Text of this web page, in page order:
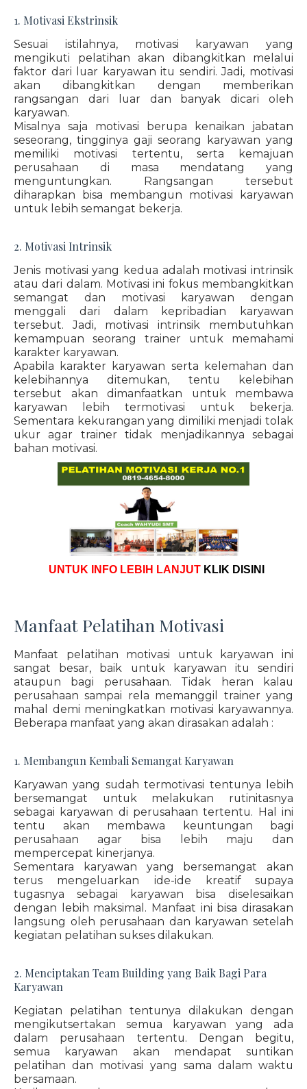
1. Motivasi Ekstrinsik
Sesuai istilahnya, motivasi karyawan yang
mengikuti pelatihan akan dibangkitkan melalui
faktor dari luar karyawan itu sendiri. Jadi, motivasi
akan dibangkitkan dengan memberikan
rangsangan dari luar dan banyak dicari oleh
karyawan.
Misalnya saja motivasi berupa kenaikan jabatan
seseorang, tingginya gaji seorang karyawan yang
memiliki motivasi tertentu, serta kemajuan
perusahaan di masa mendatang yang
menguntungkan. Rangsangan tersebut
diharapkan bisa membangun motivasi karyawan
untuk lebih semangat bekerja.
2. Motivasi Intrinsik
Jenis motivasi yang kedua adalah motivasi intrinsik
atau dari dalam. Motivasi ini fokus membangkitkan
semangat dan motivasi karyawan dengan
menggali dari dalam kepribadian karyawan
tersebut. Jadi, motivasi intrinsik membutuhkan
kemampuan seorang trainer untuk memahami
karakter karyawan.
Apabila karakter karyawan serta kelemahan dan
kelebihannya ditemukan, tentu kelebihan
tersebut akan dimanfaatkan untuk membawa
karyawan lebih termotivasi untuk bekerja.
Sementara kekurangan yang dimiliki menjadi tolak
ukur agar trainer tidak menjadikannya sebagai
bahan motivasi.
UNTUK INFO LEBIH LANJUT KLIK DISINI
Manfaat Pelatihan Motivasi
Manfaat pelatihan motivasi untuk karyawan ini
sangat besar, baik untuk karyawan itu sendiri
ataupun bagi perusahaan. Tidak heran kalau
perusahaan sampai rela memanggil trainer yang
mahal demi meningkatkan motivasi karyawannya.
Beberapa manfaat yang akan dirasakan adalah :
1. Membangun Kembali Semangat Karyawan
Karyawan yang sudah termotivasi tentunya lebih
bersemangat untuk melakukan rutinitasnya
sebagai karyawan di perusahaan tertentu. Hal ini
tentu akan membawa keuntungan bagi
perusahaan agar bisa lebih maju dan
mempercepat kinerjanya.
Sementara karyawan yang bersemangat akan
terus mengeluarkan ide-ide kreatif supaya
tugasnya sebagai karyawan bisa diselesaikan
dengan lebih maksimal. Manfaat ini bisa dirasakan
langsung oleh perusahaan dan karyawan setelah
kegiatan pelatihan sukses dilakukan.
2. Menciptakan Team Building yang Baik Bagi Para
Karyawan
Kegiatan pelatihan tentunya dilakukan dengan
mengikutsertakan semua karyawan yang ada
dalam perusahaan tertentu. Dengan begitu,
semua karyawan akan mendapat suntikan
pelatihan dan motivasi yang sama dalam waktu
bersamaan.